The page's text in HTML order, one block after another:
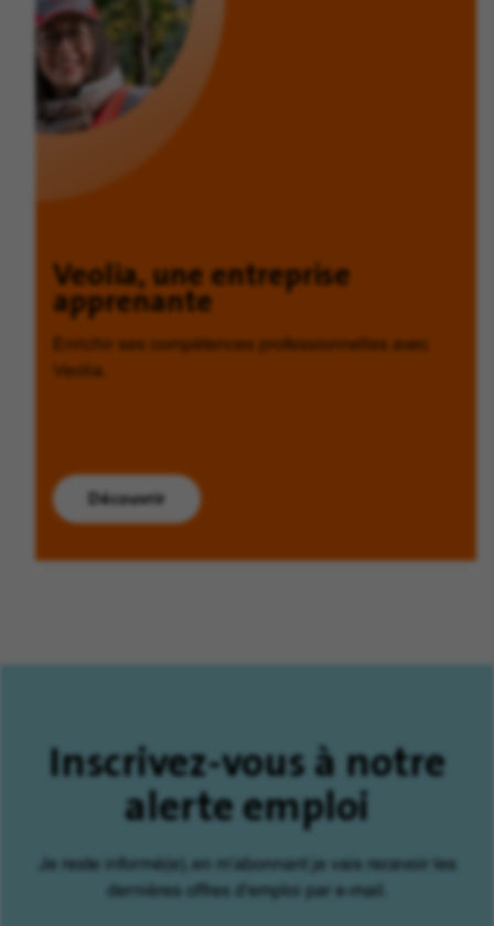
Veolia, une entreprise
apprenante
Enrichir ses compétences professionnelles avec
Veolia.
Découvrir
Inscrivez-vous à notre
alerte emploi
Je reste informé(e), en m'abonnant je vais recevoir les
dernières offres d'emploi par e-mail.